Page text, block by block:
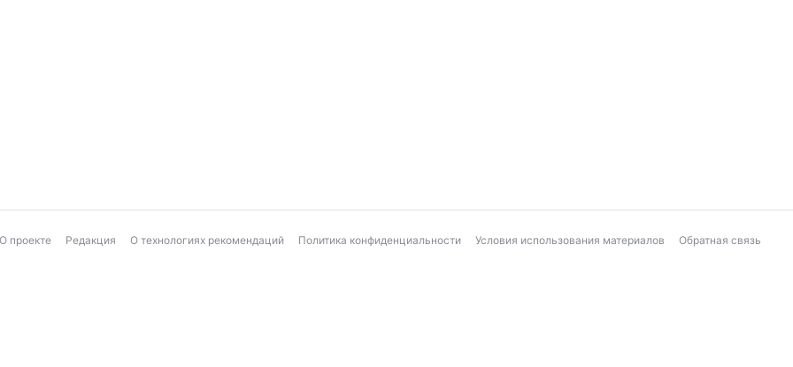
О проекте Редакция О технологиях рекомендаций Политика конфиденциальности Условия использования материалов Обратная связь